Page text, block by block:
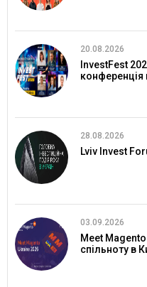
20.08.2026
InvestFest
конференція
28.08.2026
Lviv Invest
03.09.2026
Meet
спільноту в